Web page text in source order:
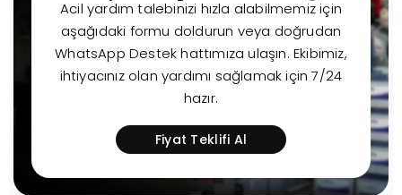
Acil yardım talebinizi hızla alabilmemiz için
aşağıdaki formu doldurun veya doğrudan
WhatsApp Destek hattımıza ulaşın. Ekibimiz,
ihtiyacınız olan yardımı sağlamak için 7/24
hazır.
Fiyat Teklifi Al